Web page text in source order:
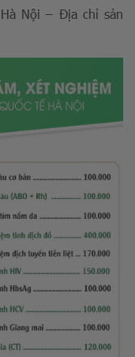
Nội – Địa chỉ sản